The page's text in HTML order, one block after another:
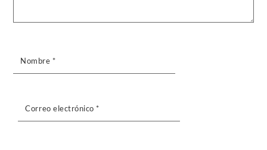
Nombre *
Correo electrónico *